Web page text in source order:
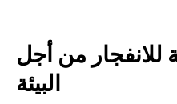
للانفجار من أجل
البيئة